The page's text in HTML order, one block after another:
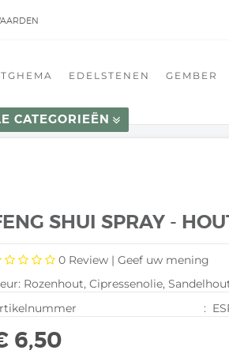
EDELSTENEN GEMBER
CATEGORIEËN
SHUI SPRAY -
0Review | Geef uw mening
Rozenhout, Cipressenolie,
:
6,50